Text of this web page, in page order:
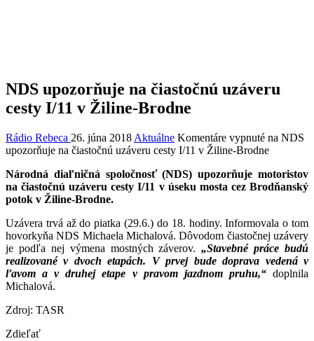
NDS upozorňuje na čiastočnú uzáveru
cesty I/11 v Žiline-Brodne
Rádio Rebeca 26. júna 2018 Aktuálne Komentáre vypnuté na NDS
upozorňuje na čiastočnú uzáveru cesty I/11 v Žiline-Brodne
Národná diaľničná spoločnosť (NDS) upozorňuje motoristov
na čiastočnú uzáveru cesty I/11 v úseku mosta cez Brodňanský
potok v Žiline-Brodne.
Uzávera trvá až do piatka (29.6.) do 18. hodiny. Informovala o tom
hovorkyňa NDS Michaela Michalová. Dôvodom čiastočnej uzávery
je podľa nej výmena mostných záverov.„Stavebné práce budú
realizované v dvoch etapách. V prvej bude doprava vedená v
ľavom a v druhej etape v pravom jazdnom pruhu,“doplnila
Michalová.
Zdroj: TASR
Zdieľať